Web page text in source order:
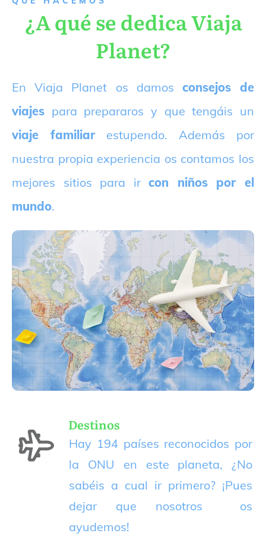
¿A qué se dedica Viaja
Planet?
En Viaja Planet os damos consejos de
viajes para prepararos y que tengáis un
viaje familiarestupendo. Además por
nuestra propia experiencia os contamos los
mejores sitios para ircon niños por el
mundo.
Destinos
Hay 194 países reconocidos por
la ONU en este planeta, ¿No
sabéis a cual ir primero? ¡Pues
dejar que nosotros os
ayudemos!